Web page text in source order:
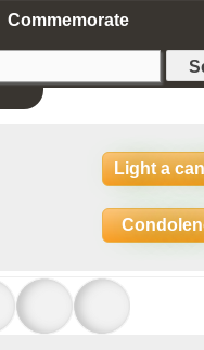
Commemorate
Light a